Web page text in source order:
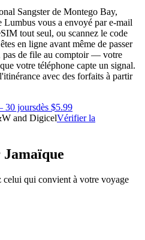
Sangster de Montego Bay,
vous a envoyé par e-mail
tout seul, ou scannez le code
en ligne avant même de passer
pas de file au comptoir — votre
votre téléphone capte un signal.
avec des forfaits à partir
30 joursdès $5.99
and DigicelVérifier la
celui qui convient à votre voyage